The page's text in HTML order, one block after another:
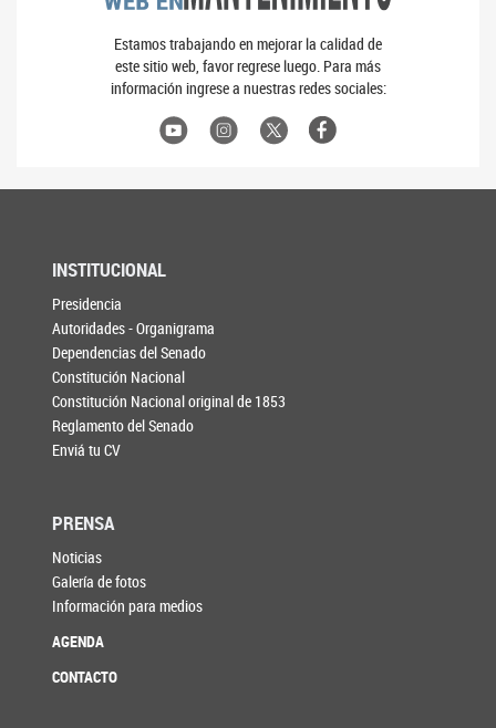
Estamos trabajando en mejorar la calidad de
este sitio web, favor regrese luego. Para más
información ingrese a nuestras redes sociales:
INSTITUCIONAL
Presidencia
Autoridades - Organigrama
Dependencias del Senado
Constitución Nacional
Constitución Nacional original de 1853
Reglamento del Senado
Enviá tu CV
PRENSA
Noticias
Galería de fotos
Información para medios
AGENDA
CONTACTO